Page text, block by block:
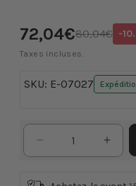
Prix
habituel
80,04€
Prix
promotionnel
72,04€ -
Taxes incluses.
SKU: E-07027
Réduire
la
quantité
la